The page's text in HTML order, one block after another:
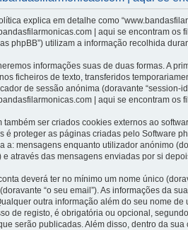
explica em detalhe como
| aqui se encontram os
phpBB”) utilizam a informação recolhida
informações suas de duas formas. A
ficheiros de texto, transferidos
de sessão anónima (doravante “session-
| aqui se encontram os
também ser criados cookies externos ao
é proteger as páginas criadas pelo Software
a: mensagens enquanto utilizador anónimo
e através das mensagens enviadas por si
deverá ter no mínimo um nome único
“o seu email”). As informações da
outra informação além do seu nome
de registo, é obrigatória ou opcional,
serão publicadas. Além disso, dentro da